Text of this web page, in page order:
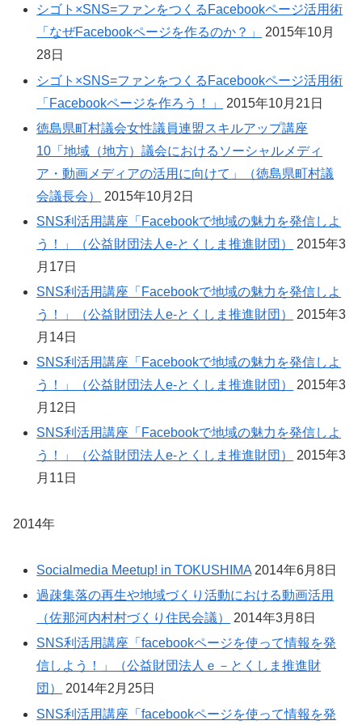
シゴト×SNS=ファンをつくるFacebookページ活用術
「なぜFacebookページを作るのか？」
2015年10月
28日
シゴト×SNS=ファンをつくるFacebookページ活用術
「Facebookページを作ろう！」
2015年10月21日
徳島県町村議会女性議員連盟スキルアップ講座
10「地域（地方）議会におけるソーシャルメディ
ア・動画メディアの活用に向けて」（徳島県町村議
会議長会）
2015年10月2日
SNS利活用講座「Facebookで地域の魅力を発信しよ
う！」（公益財団法人e-とくしま推進財団）
2015年3
月17日
SNS利活用講座「Facebookで地域の魅力を発信しよ
う！」（公益財団法人e-とくしま推進財団）
2015年3
月14日
SNS利活用講座「Facebookで地域の魅力を発信しよ
う！」（公益財団法人e-とくしま推進財団）
2015年3
月12日
SNS利活用講座「Facebookで地域の魅力を発信しよ
う！」（公益財団法人e-とくしま推進財団）
2015年3
月11日
2014年
Socialmedia Meetup! in TOKUSHIMA 2014年6月8日
過疎集落の再生や地域づくり活動における動画活用
（佐那河内村村づくり住民会議）
2014年3月8日
SNS利活用講座「facebookページを使って情報を発
信しよう！」（公益財団法人ｅ－とくしま推進財
団）
2014年2月25日
SNS利活用講座「facebookページを使って情報を発